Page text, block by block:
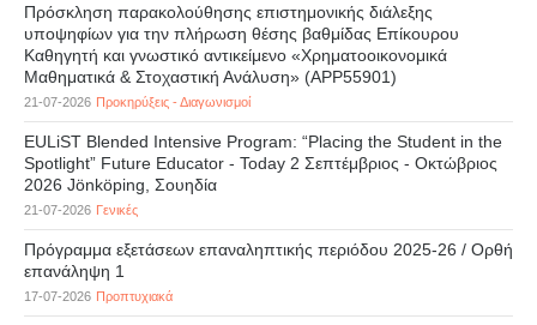
Πρόσκληση παρακολούθησης επιστημονικής διάλεξης
υποψηφίων για την πλήρωση θέσης βαθμίδας Επίκουρου
Καθηγητή και γνωστικό αντικείμενο «Χρηματοοικονομικά
Μαθηματικά & Στοχαστική Ανάλυση» (APP55901)
21-07-2026 Προκηρύξεις - Διαγωνισμοί
EULiST Blended Intensive Program: “Placing the Student in the
Spotlight” Future Educator - Today 2 Σεπτέμβριος - Οκτώβριος
2026 Jönköping, Σουηδία
21-07-2026 Γενικές
Πρόγραμμα εξετάσεων επαναληπτικής περιόδου 2025-26 / Ορθή
επανάληψη 1
17-07-2026 Προπτυχιακά